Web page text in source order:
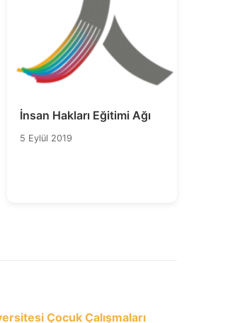
İnsan Hakları Eğitimi Ağı
5 Eylül 2019
Çocuk Çalışmaları